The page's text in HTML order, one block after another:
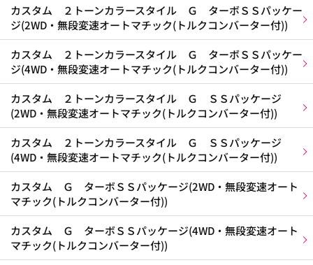
カスタム ２トーンカラースタイル Ｇ ターボＳＳパッケー
ジ(2WD・無段変速オートマチック(トルクコンバーター付))
カスタム ２トーンカラースタイル Ｇ ターボＳＳパッケー
ジ(4WD・無段変速オートマチック(トルクコンバーター付))
カスタム ２トーンカラースタイル Ｇ ＳＳパッケージ
(2WD・無段変速オートマチック(トルクコンバーター付))
カスタム ２トーンカラースタイル Ｇ ＳＳパッケージ
(4WD・無段変速オートマチック(トルクコンバーター付))
カスタム Ｇ ターボＳＳパッケージ(2WD・無段変速オート
マチック(トルクコンバーター付))
カスタム Ｇ ターボＳＳパッケージ(4WD・無段変速オート
マチック(トルクコンバーター付))